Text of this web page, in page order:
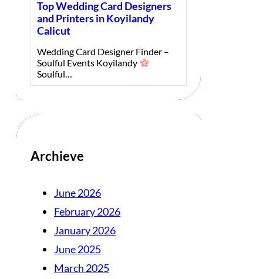
Top Wedding Card Designers
and Printers in Koyilandy
Calicut
Wedding Card Designer Finder –
Soulful Events Koyilandy
Soulful…
Archieve
June 2026
February 2026
January 2026
June 2025
March 2025